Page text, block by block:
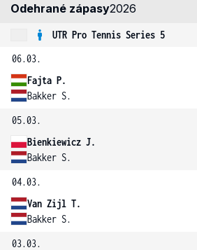
Odehrané zápasy2026
UTR Pro Tennis Series 5
06.03.
Fajta P.
Bakker S.
05.03.
Bienkiewicz J.
Bakker S.
04.03.
Van Zijl T.
Bakker S.
03.03.